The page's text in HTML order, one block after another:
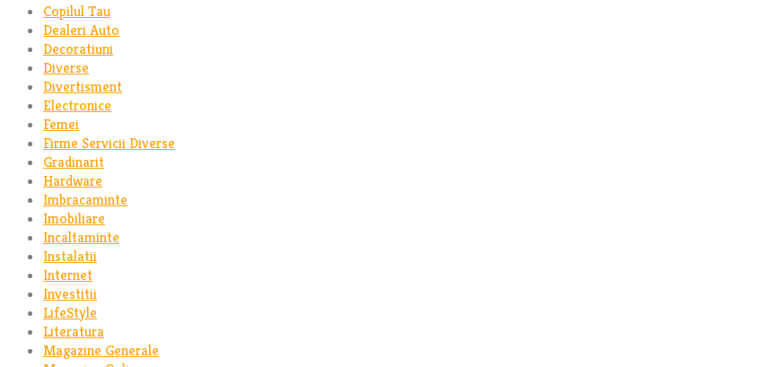
Copilul Tau
Dealeri Auto
Decoratiuni
Diverse
Divertisment
Electronice
Femei
Firme Servicii Diverse
Gradinarit
Hardware
Imbracaminte
Imobiliare
Incaltaminte
Instalatii
Internet
Investitii
LifeStyle
Literatura
Magazine Generale